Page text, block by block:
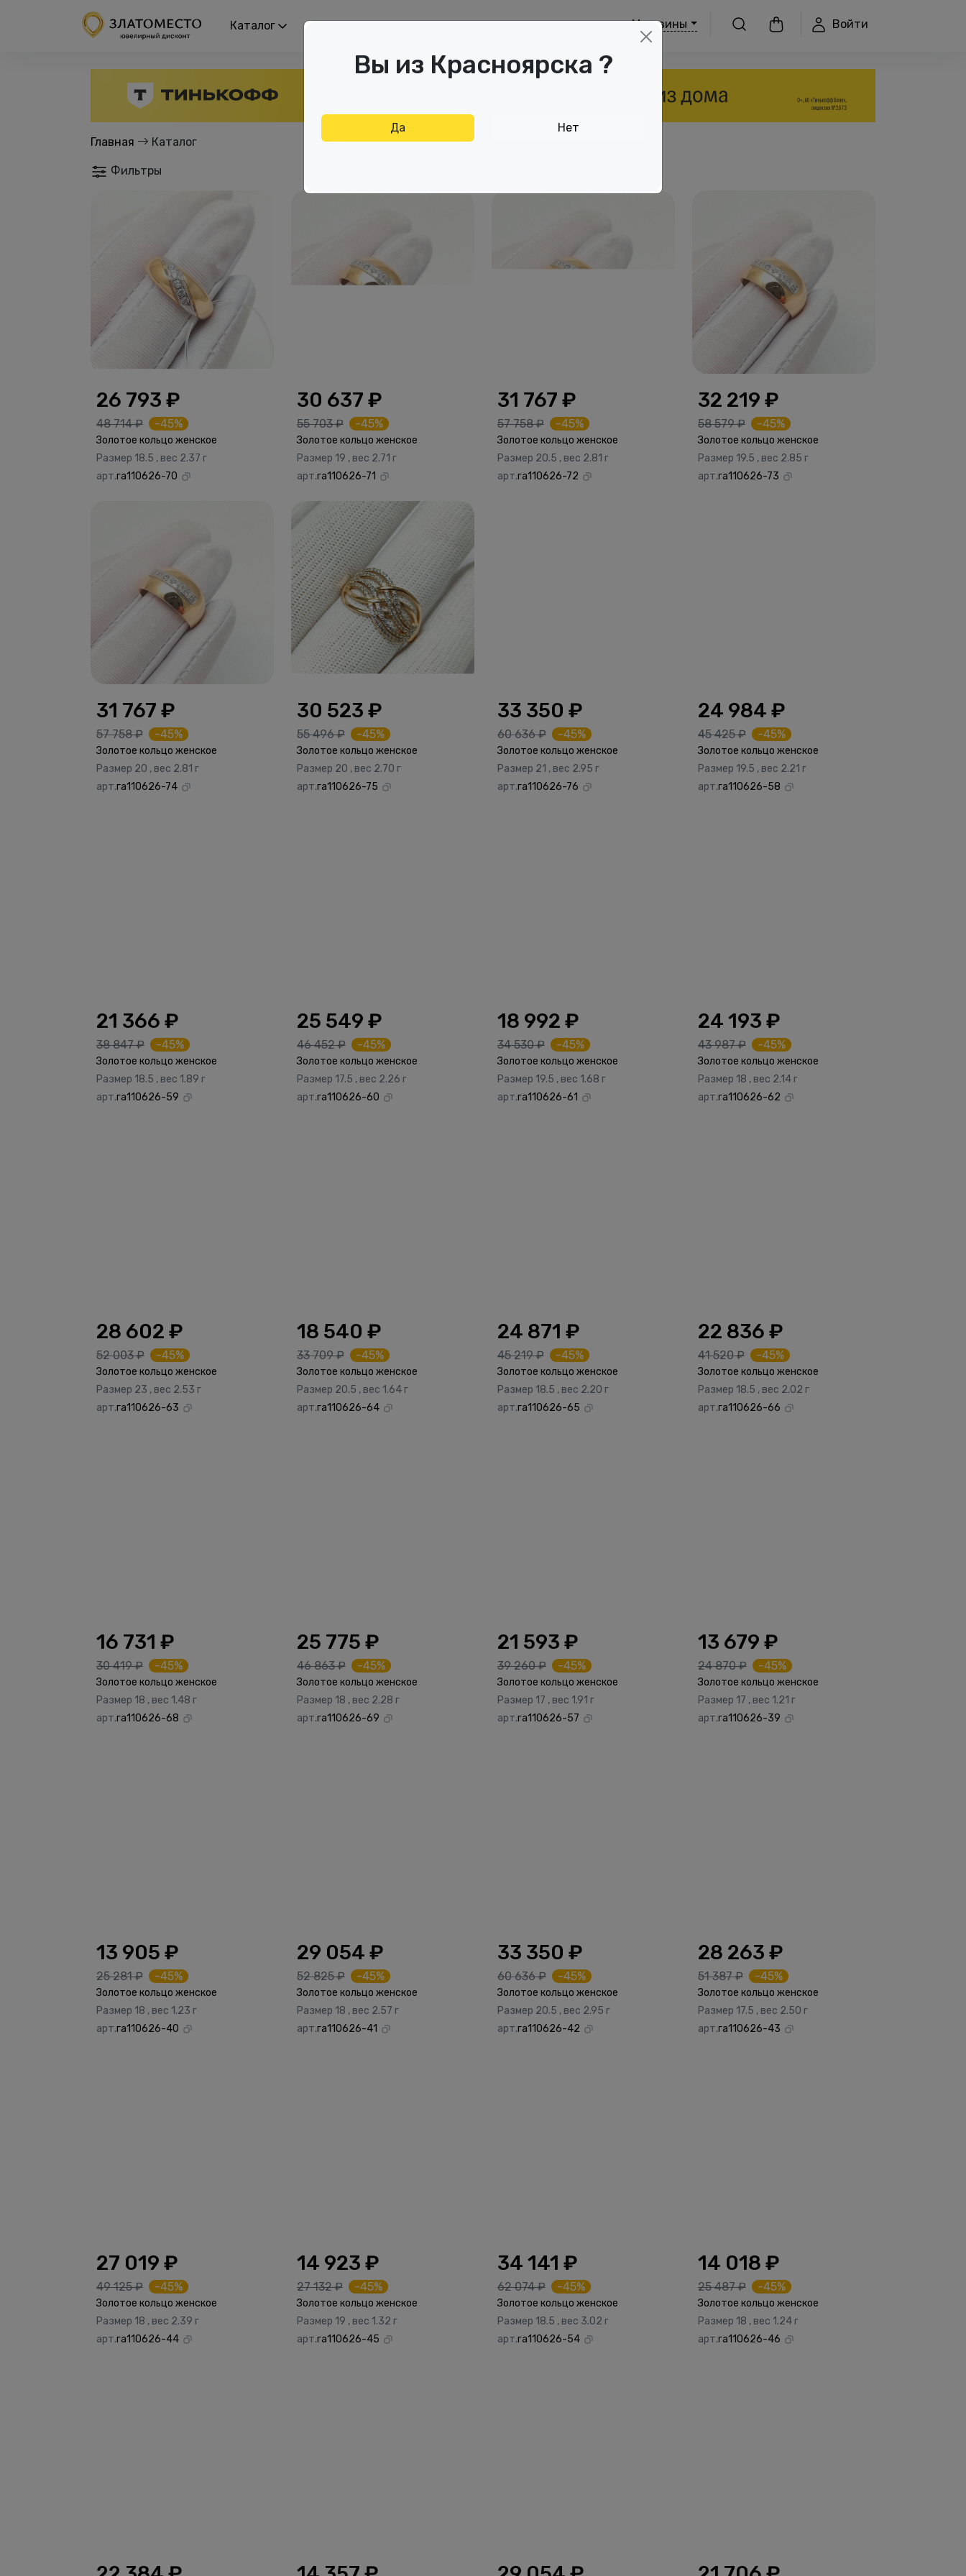
Каталог Распродажа Дисконтная карта Отзывы Магазины Войти
Главная Каталог
Фильтры
26 793 ₽
48 714 ₽ -45%
Золотое кольцо женское
Размер 18.5 , вес 2.37 г
арт.га110626-70
30 637 ₽
55 703 ₽ -45%
Золотое кольцо женское
Размер 19 , вес 2.71 г
арт.га110626-71
31 767 ₽
57 758 ₽ -45%
Золотое кольцо женское
Размер 20.5 , вес 2.81 г
арт.га110626-72
32 219 ₽
58 579 ₽ -45%
Золотое кольцо женское
Размер 19.5 , вес 2.85 г
арт.га110626-73
31 767 ₽
57 758 ₽ -45%
Золотое кольцо женское
Размер 20 , вес 2.81 г
арт.га110626-74
30 523 ₽
55 496 ₽ -45%
Золотое кольцо женское
Размер 20 , вес 2.70 г
арт.га110626-75
33 350 ₽
60 636 ₽ -45%
Золотое кольцо женское
Размер 21 , вес 2.95 г
арт.га110626-76
24 984 ₽
45 425 ₽ -45%
Золотое кольцо женское
Размер 19.5 , вес 2.21 г
арт.га110626-58
21 366 ₽
38 847 ₽ -45%
Золотое кольцо женское
Размер 18.5 , вес 1.89 г
арт.га110626-59
25 549 ₽
46 452 ₽ -45%
Золотое кольцо женское
Размер 17.5 , вес 2.26 г
арт.га110626-60
18 992 ₽
34 530 ₽ -45%
Золотое кольцо женское
Размер 19.5 , вес 1.68 г
арт.га110626-61
24 193 ₽
43 987 ₽ -45%
Золотое кольцо женское
Размер 18 , вес 2.14 г
арт.га110626-62
28 602 ₽
52 003 ₽ -45%
Золотое кольцо женское
Размер 23 , вес 2.53 г
арт.га110626-63
18 540 ₽
33 709 ₽ -45%
Золотое кольцо женское
Размер 20.5 , вес 1.64 г
арт.га110626-64
24 871 ₽
45 219 ₽ -45%
Золотое кольцо женское
Размер 18.5 , вес 2.20 г
арт.га110626-65
22 836 ₽
41 520 ₽ -45%
Золотое кольцо женское
Размер 18.5 , вес 2.02 г
арт.га110626-66
16 731 ₽
30 419 ₽ -45%
Золотое кольцо женское
Размер 18 , вес 1.48 г
арт.га110626-68
25 775 ₽
46 863 ₽ -45%
Золотое кольцо женское
Размер 18 , вес 2.28 г
арт.га110626-69
21 593 ₽
39 260 ₽ -45%
Золотое кольцо женское
Размер 17 , вес 1.91 г
арт.га110626-57
13 679 ₽
24 870 ₽ -45%
Золотое кольцо женское
Размер 17 , вес 1.21 г
арт.га110626-39
13 905 ₽
25 281 ₽ -45%
Золотое кольцо женское
Размер 18 , вес 1.23 г
арт.га110626-40
29 054 ₽
52 825 ₽ -45%
Золотое кольцо женское
Размер 18 , вес 2.57 г
арт.га110626-41
33 350 ₽
60 636 ₽ -45%
Золотое кольцо женское
Размер 20.5 , вес 2.95 г
арт.га110626-42
28 263 ₽
51 387 ₽ -45%
Золотое кольцо женское
Размер 17.5 , вес 2.50 г
арт.га110626-43
27 019 ₽
49 125 ₽ -45%
Золотое кольцо женское
Размер 18 , вес 2.39 г
арт.га110626-44
14 923 ₽
27 132 ₽ -45%
Золотое кольцо женское
Размер 19 , вес 1.32 г
арт.га110626-45
34 141 ₽
62 074 ₽ -45%
Золотое кольцо женское
Размер 18.5 , вес 3.02 г
арт.га110626-54
14 018 ₽
25 487 ₽ -45%
Золотое кольцо женское
Размер 18 , вес 1.24 г
арт.га110626-46
Вы из Красноярска ?
Да Нет